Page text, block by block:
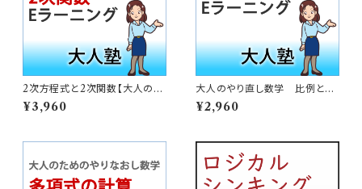
2次方程式と2次関数【大人のや
り直し数学】
¥3,960
大人のやり直し数学 比例と一
次関数
¥2,960